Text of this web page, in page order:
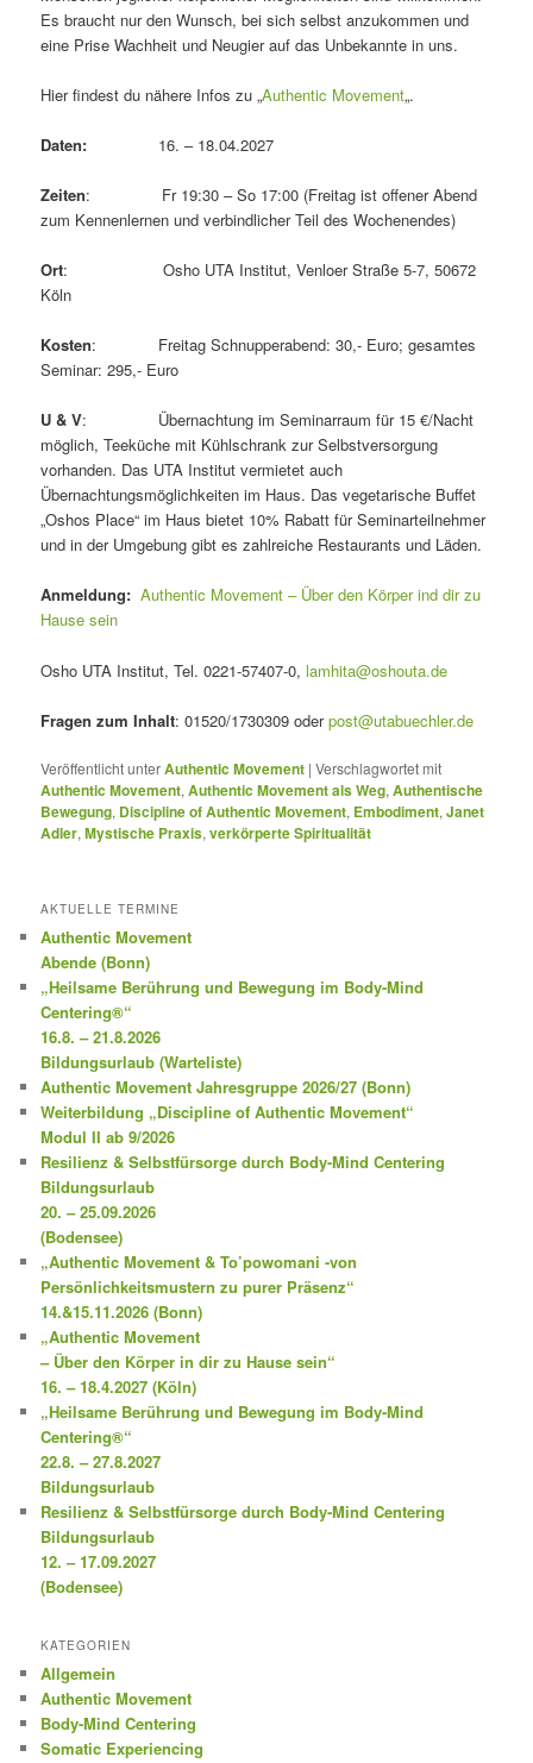
Es braucht nur den Wunsch, bei sich selbst anzukommen und
eine Prise Wachheit und Neugier auf das Unbekannte in uns.
Hier findest du nähere Infos zu „Authentic Movement„.
Daten: 16. – 18.04.2027
Zeiten: Fr 19:30 – So 17:00 (Freitag ist offener Abend
zum Kennenlernen und verbindlicher Teil des Wochenendes)
Ort: Osho UTA Institut, Venloer Straße 5-7, 50672
Köln
Kosten: Freitag Schnupperabend: 30,- Euro; gesamtes
Seminar: 295,- Euro
U & V: Übernachtung im Seminarraum für 15 €/Nacht
möglich, Teeküche mit Kühlschrank zur Selbstversorgung
vorhanden. Das UTA Institut vermietet auch
Übernachtungsmöglichkeiten im Haus. Das vegetarische Buffet
„Oshos Place“ im Haus bietet 10% Rabatt für Seminarteilnehmer
und in der Umgebung gibt es zahlreiche Restaurants und Läden.
Anmeldung:Authentic Movement – Über den Körper ind dir zu
Hause sein
Osho UTA Institut, Tel. 0221-57407-0,lamhita@oshouta.de
Fragen zum Inhalt: 01520/1730309 oderpost@utabuechler.de
Veröffentlicht unterAuthentic Movement |Verschlagwortet mit
Authentic Movement,Authentic Movement als Weg,Authentische
Bewegung, Discipline of Authentic Movement, Embodiment,Janet
Adler,Mystische Praxis,verkörperte Spiritualität
AKTUELLE TERMINE
Authentic Movement
Abende (Bonn)
„Heilsame Berührung und Bewegung im Body-Mind
Centering®“
16.8. – 21.8.2026
Bildungsurlaub (Warteliste)
Authentic Movement Jahresgruppe 2026/27 (Bonn)
Weiterbildung „Discipline of Authentic Movement“
Modul II ab 9/2026
Resilienz & Selbstfürsorge durch Body-Mind Centering
Bildungsurlaub
20. – 25.09.2026
(Bodensee)
„Authentic Movement & To’powomani -von
Persönlichkeitsmustern zu purer Präsenz“
14.&15.11.2026 (Bonn)
„Authentic Movement
– Über den Körper in dir zu Hause sein“
16. – 18.4.2027 (Köln)
„Heilsame Berührung und Bewegung im Body-Mind
Centering®“
22.8. – 27.8.2027
Bildungsurlaub
Resilienz & Selbstfürsorge durch Body-Mind Centering
Bildungsurlaub
12. – 17.09.2027
(Bodensee)
KATEGORIEN
Allgemein
Authentic Movement
Body-Mind Centering
Somatic Experiencing